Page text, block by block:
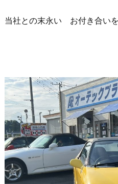
当社との末永い お付き合いを